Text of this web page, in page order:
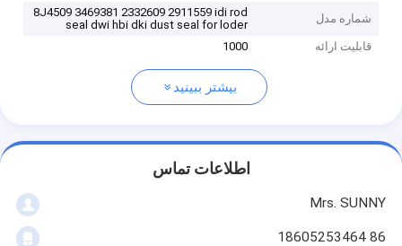
شماره مدل
8J4509 3469381 2332609 2911559 idi rod
seal dwi hbi dki dust seal for loder
قابلیت ارائه
1000
بیشتر ببینید
اطلاعات تماس
Mrs. SUNNY
86 18605253464